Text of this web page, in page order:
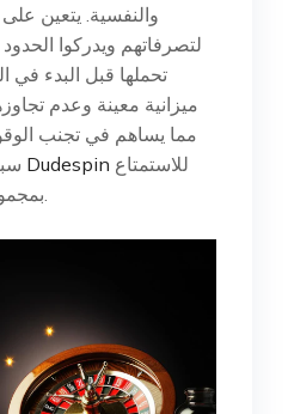
والنفسية. يتعين على
لتصرفاتهم ويدركوا
تحملها قبل البدء في
ميزانية معينة وعدم
مما يساهم في تجنب
Dudespin
بمجموعة متنوعة من الألعاب.